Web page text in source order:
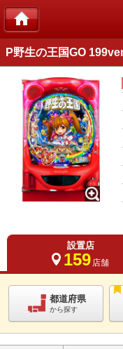
P野生の王国GO
設置店
159 店舗
都道府県
から探す